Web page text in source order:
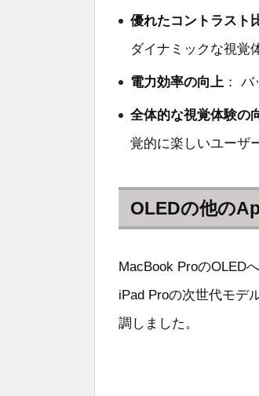
優れたコントラスト
ダイナミックな視覚
電力効率の向上 ：
全体的な視覚体験の
覚的に楽しいユーザ
OLEDの他の
MacBook ProのOLED
iPad Proの次世代モデ
調しました。